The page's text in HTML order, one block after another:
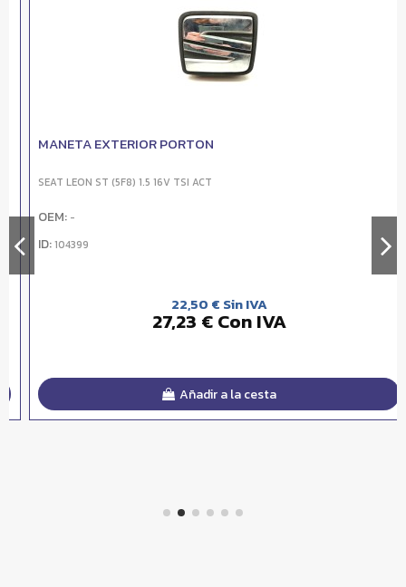
MANETA EXTERIOR PORTON
SEAT LEON ST (5F8) 1.5 16V TSI ACT
OEM:-
ID:104399
22,50 € Sin IVA
27,23 € Con IVA
Añadir a la cesta